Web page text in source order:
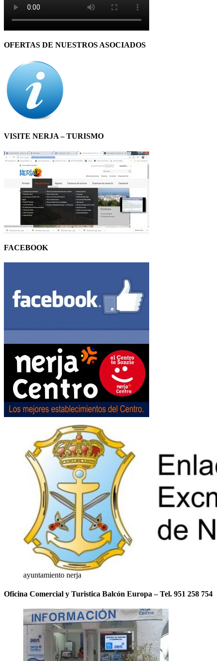
OFERTAS DE NUESTROS ASOCIADOS
VISITE NERJA – TURISMO
FACEBOOK
ayuntamiento nerja
Oficina Comercial y Turistica Balcón Europa – Tel. 951 258 754